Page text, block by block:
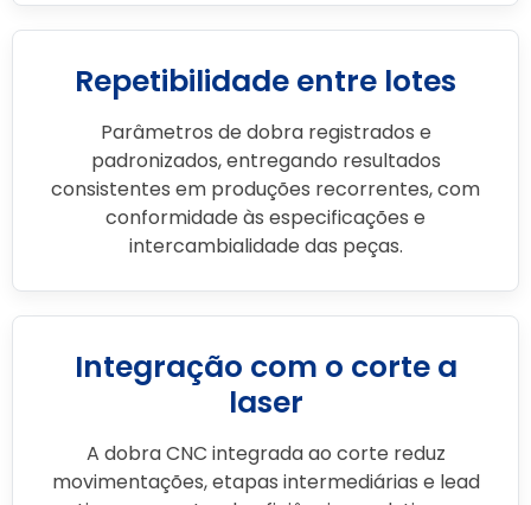
Repetibilidade entre lotes
Parâmetros de dobra registrados e
padronizados, entregando resultados
consistentes em produções recorrentes, com
conformidade às especificações e
intercambialidade das peças.
Integração com o corte a
laser
A dobra CNC integrada ao corte reduz
movimentações, etapas intermediárias e lead